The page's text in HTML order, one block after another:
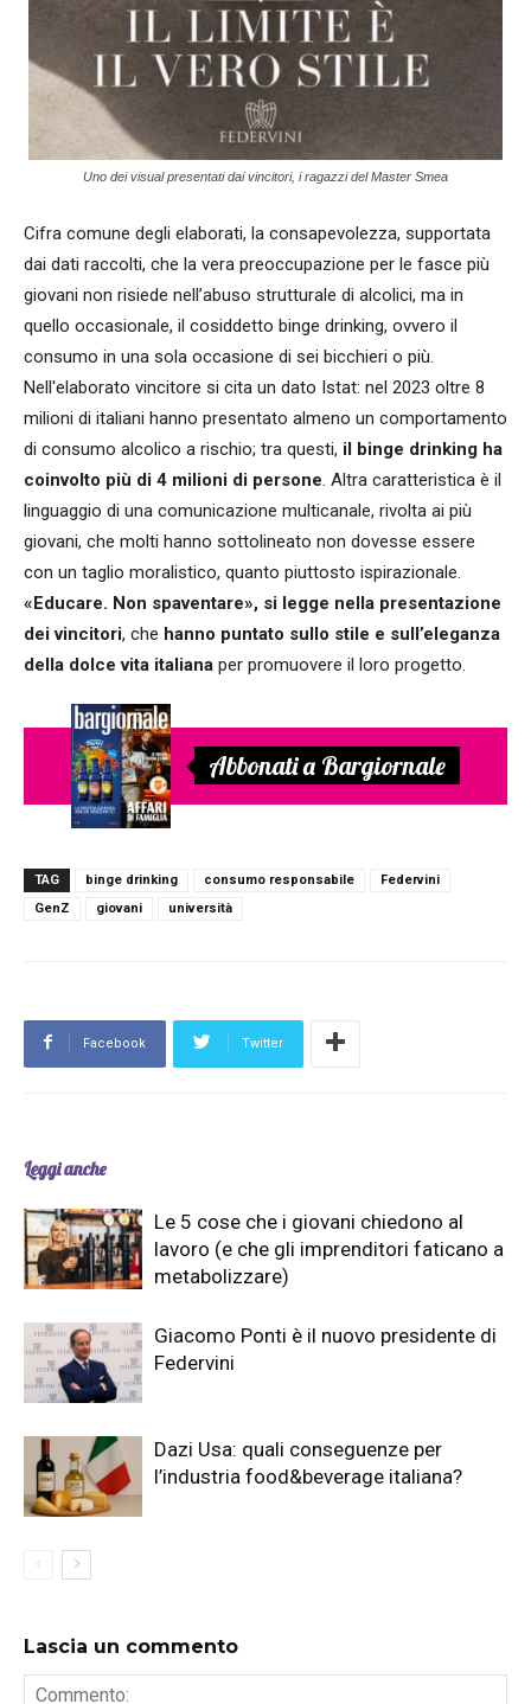
Uno dei visual presentati dai vincitori, i ragazzi del Master Smea
Cifra comune degli elaborati, la consapevolezza, supportata
dai dati raccolti, che la vera preoccupazione per le fasce più
giovani non risiede nell’abuso strutturale di alcolici, ma in
quello occasionale, il cosiddetto binge drinking, ovvero il
consumo in una sola occasione di sei bicchieri o più.
Nell'elaborato vincitore si cita un dato Istat: nel 2023 oltre 8
milioni di italiani hanno presentato almeno un comportamento
di consumo alcolico a rischio; tra questi, il binge drinking ha
coinvolto più di 4 milioni di persone. Altra caratteristica è il
linguaggio di una comunicazione multicanale, rivolta ai più
giovani, che molti hanno sottolineato non dovesse essere
con un taglio moralistico, quanto piuttosto ispirazionale.
«Educare. Non spaventare», si legge nella presentazione
dei vincitori, che hanno puntato sullo stile e sull’eleganza
della dolce vita italiana per promuovere il loro progetto.
Abbonati a Bargiornale
TAG binge drinking consumo responsabile
Federvini
GenZ
giovani università
Facebook Twitter
Leggi anche
Le 5 cose che i giovani chiedono al
lavoro (e che gli imprenditori faticano a
metabolizzare)
Giacomo Ponti è il nuovo presidente di
Federvini
Dazi Usa: quali conseguenze per
l’industria food&beverage italiana?
Lascia un commento